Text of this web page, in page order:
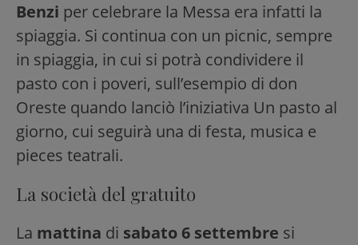
Benzi per celebrare la Messa era infatti la
spiaggia. Si continua con un picnic, sempre
in spiaggia, in cui si potrà condividere il
pasto con i poveri, sull’esempio di don
Oreste quando lanciò l’iniziativa Un pasto al
giorno, cui seguirà una di festa, musica e
pieces teatrali.
La società del gratuito
La mattina di sabato 6 settembre si